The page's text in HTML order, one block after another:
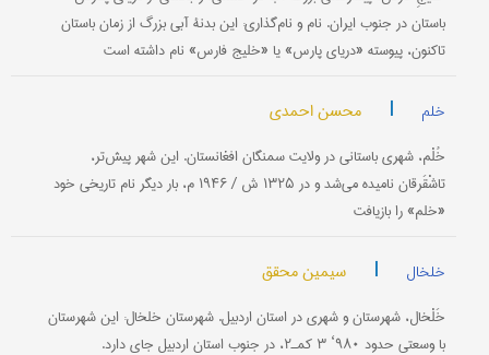
باستان در جنوب ایران. نام و نام‌گذاری: این بدنۀ آبی بزرگ از زمان باستان
تاکنون، پیوسته «دریای پارس» یا «خلیج فارس» نام داشته است
خلم | محسن احمدی
خُلْم، شهری باستانی در ولایت سمنگان افغانستان. این شهر پیش‌تر،
تاشْقَرقان نامیده می‌شد و در ۱۳۲۵ ش / ۱۹۴۶ م، بار دیگر نام تاریخی خود
«خلم» را بازیافت
خلخال | سیمین محقق
خَلْخال، شهرستان و شهری در استان اردبیل. شهرستان خلخال: این شهرستان
با وسعتی حدود ۹۸۰‘ ۳ کمـ۲‍‍، در جنوب استان اردبیل جای دارد.